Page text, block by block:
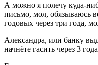
А можно я полечу куда-
письмо, мол, обязываюсь
годовых через три года,
Александра, или банку
начнёте гасить через 3 года